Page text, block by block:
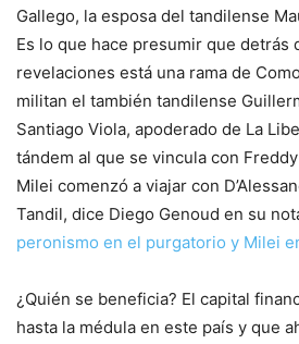
Gallego, la esposa del tandilense
Es lo que hace presumir que detrás
revelaciones está una rama de
militan el también tandilense
Santiago Viola, apoderado de La
tándem al que se vincula con
Milei comenzó a viajar con
Tandil, dice Diego Genoud en su
peronismo en el purgatorio y Milei
¿Quién se beneficia? El capital
hasta la médula en este país y que